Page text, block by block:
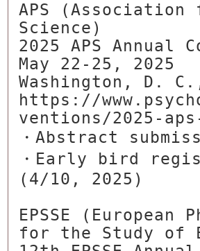
APS
Science)
2025 APS Annual
May 22-25, 2025
Washington, D.
https://
ventions/2025-
・Abstract
・Early bird
(4/10, 2025)
EPSSE
for the Study of